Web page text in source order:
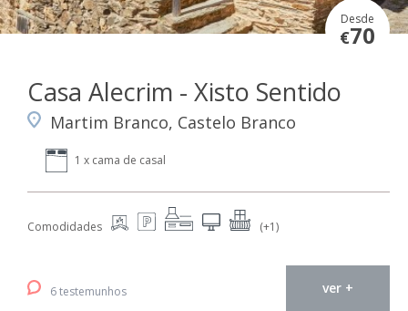
Desde
€70
Casa Alecrim - Xisto Sentido
Martim Branco, Castelo Branco
1 x cama de casal
Comodidades (+1)
6 testemunhos ver +